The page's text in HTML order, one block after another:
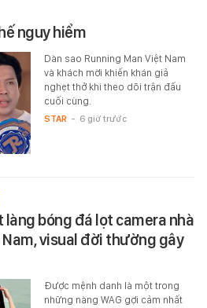
nguy hiểm
Dàn sao Running Man Việt Nam
và khách mời khiến khán giả
nghẹt thở khi theo dõi trận đấu
cuối cùng.
STAR - 6 giờ trước
làng bóng đá lọt camera nhà
visual đời thường gây
Được mệnh danh là một trong
những nàng WAG gợi cảm nhất